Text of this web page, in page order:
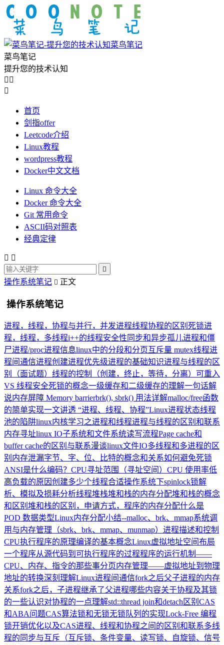
菜鸟笔记
菜鸟笔记
提升您的技术认知
 

首页
剑指offer
Leetcode介绍
Linux教程
wordpress教程
Docker中文文档
Linux 命令大全
Docker 命令大全
Git 常用命令
ASCII码对照表
经典定律
 

操作系统笔记  正文
操作系统笔记
进程，线程，协程与并行，并发进程线程协程的区别 死锁进
程，线程，多线程i++的线程安全性 同步和异步孤儿进程和僵
尸进程/proc进程信息linux中的分段和分页互斥量 mutex线程进
程间通信进程创建进程优先级进程的基础知识进程与线程的区
别（面试题） 线程的控制（创建，终止，等待，分离） 可重入
VS 线程安全死锁的概念一级缓存和二级缓存的理解一句话解
说内存屏障 Memory barrierbrk(), sbrk() 用法详解malloc/free函数
的简单实现一文讲透 “进程、线程、协程”Linux进程状态线程
池的陷阱linux内核学习之进程和线程进程与线程的区别和联系
内存寻址linux IO子系统和文件系统读写流程Page cache和
buffer cache的区别与联系漫谈linux文件IO多线程和多进程的区
别 内存泄漏字节、字、位、比特的概念和关系如何避免死锁
ANSI是什么编码？ CPU寻址范围（寻址空间） CPU 使用率低
高负载的原因创建多少个线程合适操作系统下spinlock锁解
析、模拟及损耗分析线程堆栈堆和栈的内存分配堆和栈的概念
和区别 堆和栈的区别，申请方式，程序的内存分配什么是
POD 数据类型Linux内存分配小结--malloc、brk、mmap系统调
用与内存管理（sbrk、brk、mmap、munmap） 进程描述和控制
CPU执行程序的原理编译的基本概念Linux虚拟地址空间布局
一个程序从源代码到可执行程序的过程程序的运行机制——
CPU、内存、指令的那些事分页内存管理——虚拟地址到物理
地址的转换深刻理解Linux进程间通信fork之后父子进程的内存
关系fork之后，子进程继承了父进程哪些内容关于协程及其锁
的一些认识对协程的一点理解std::thread join和detach区别 CAS
和ABA问题CAS算法锁和无锁无锁队列的实现Lock-Free 编程
锁开销优化以及CAS进程、线程和协程之间的区别和联系多线
程的同步与互斥（互斥锁、条件变量、读写锁、自旋锁、信号